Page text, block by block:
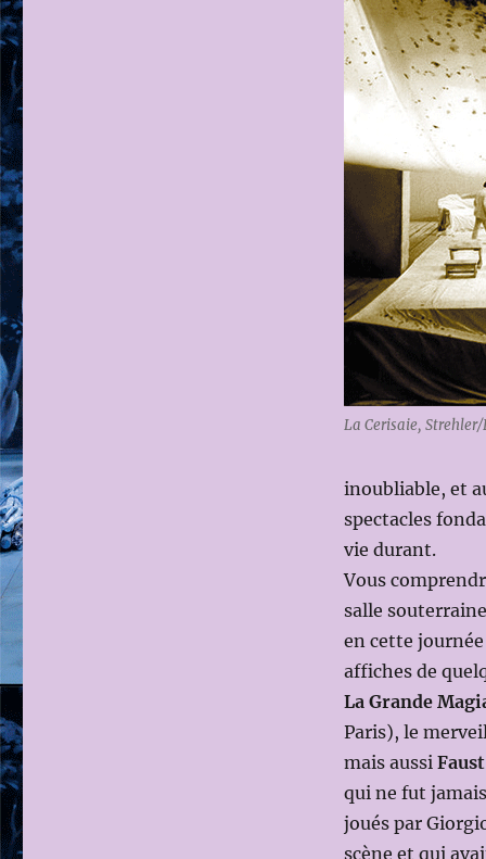
La Cerisaie,
inoubliable, et
spectacles
vie durant.
Vous
salle
en cette
affiches de
La Grande
Paris), le
mais aussi Faust
qui ne fut
joués par
scène et qui